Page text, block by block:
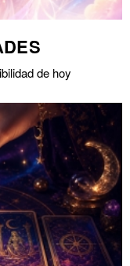
de hoy